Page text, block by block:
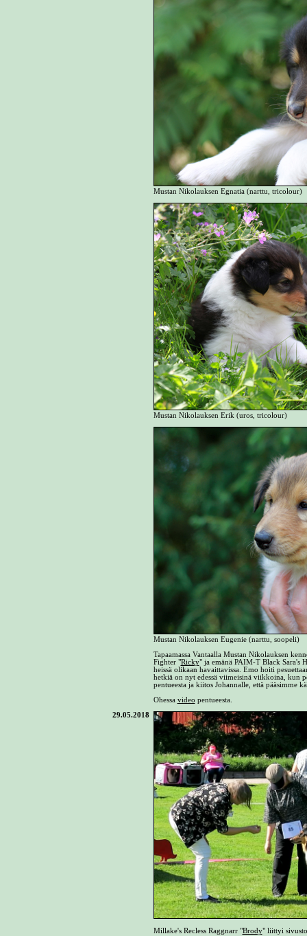
Mustan Nikolauksen Egnatia (narttu, tricolour)
Mustan Nikolauksen Erik (uros, tricolour)
Mustan Nikolauksen Eugenie (narttu, soopeli)
Tapaamassa Vantaalla Mustan Nikolauksen
Fighter "Ricky" ja emänä PAIM-T Black Sara's
heissä olikaan havaittavissa. Emo hoiti
hetkiä on nyt edessä viimeisinä viikkoina, kun
pentueesta ja kiitos Johannalle, että pääsimme
Ohessa video pentueesta.
29.05.2018
Millake's Recless Raggnarr "Brody" liittyi